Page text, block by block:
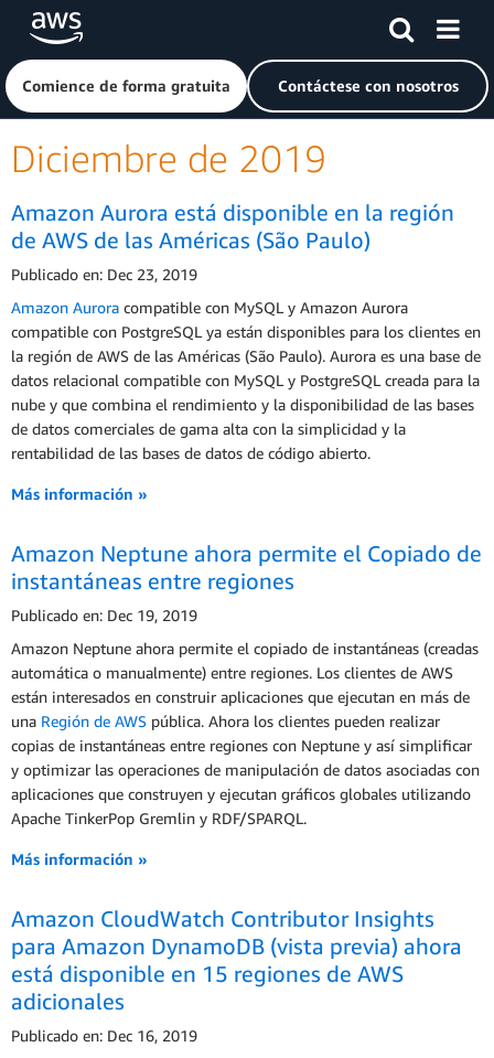
Saltar al contenido principal
Haga clic aquí para volver a la página de inicio de Amazon
Comience de forma gratuita Contáctese con nosotros
Diciembre de 2019
Amazon Aurora está disponible en la región
de AWS de las Américas (São Paulo)
Publicado en: Dec 23, 2019
Amazon Aurora compatible con MySQL y Amazon Aurora
compatible con PostgreSQL ya están disponibles para los clientes en
la región de AWS de las Américas (São Paulo). Aurora es una base de
datos relacional compatible con MySQL y PostgreSQL creada para la
nube y que combina el rendimiento y la disponibilidad de las bases
de datos comerciales de gama alta con la simplicidad y la
rentabilidad de las bases de datos de código abierto.
Más información »
Amazon Neptune ahora permite el Copiado de
instantáneas entre regiones
Publicado en: Dec 19, 2019
Amazon Neptune ahora permite el copiado de instantáneas (creadas
automática o manualmente) entre regiones. Los clientes de AWS
están interesados en construir aplicaciones que ejecutan en más de
una Región de AWS pública. Ahora los clientes pueden realizar
copias de instantáneas entre regiones con Neptune y así simplificar
y optimizar las operaciones de manipulación de datos asociadas con
aplicaciones que construyen y ejecutan gráficos globales utilizando
Apache TinkerPop Gremlin y RDF/SPARQL.
Más información »
Amazon CloudWatch Contributor Insights
para Amazon DynamoDB (vista previa) ahora
está disponible en 15 regiones de AWS
adicionales
Publicado en: Dec 16, 2019